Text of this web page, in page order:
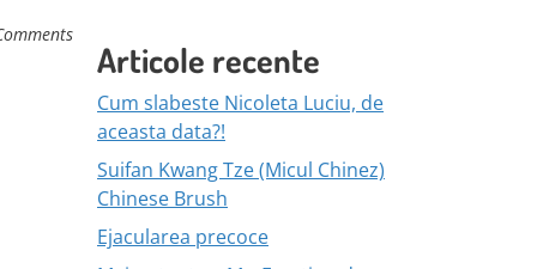
Articole recente
Cum slabeste Nicoleta Luciu, de
aceasta data?!
Suifan Kwang Tze (Micul Chinez)
Chinese Brush
Ejacularea precoce